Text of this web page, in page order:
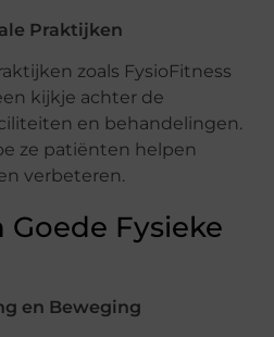
Praktijken
zoals FysioFitness
kijkje achter de
en behandelingen.
ze patiënten helpen
verbeteren.
Goede Fysieke
en Beweging